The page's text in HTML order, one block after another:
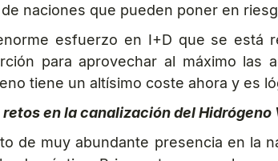
naciones que pueden poner en
esfuerzo en I+D que se está
para aprovechar al máximo las
tiene un altísimo coste ahora y es
en la canalización del
de muy abundante presencia en la